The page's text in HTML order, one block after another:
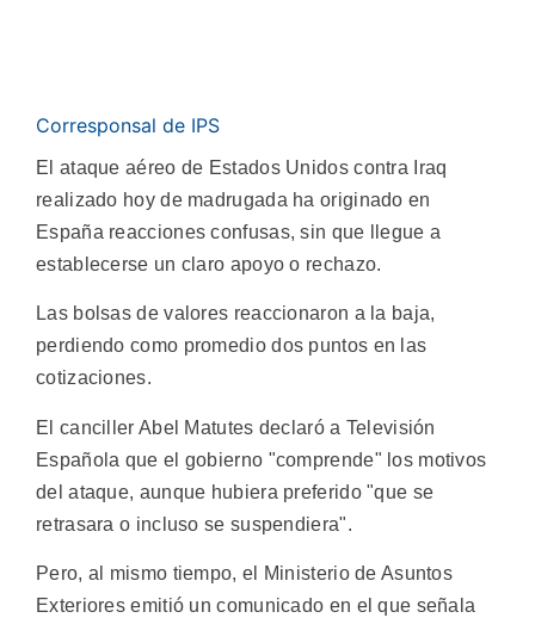
Corresponsal de IPS
El ataque aéreo de Estados Unidos contra Iraq
realizado hoy de madrugada ha originado en
España reacciones confusas, sin que llegue a
establecerse un claro apoyo o rechazo.
Las bolsas de valores reaccionaron a la baja,
perdiendo como promedio dos puntos en las
cotizaciones.
El canciller Abel Matutes declaró a Televisión
Española que el gobierno "comprende" los motivos
del ataque, aunque hubiera preferido "que se
retrasara o incluso se suspendiera".
Pero, al mismo tiempo, el Ministerio de Asuntos
Exteriores emitió un comunicado en el que señala